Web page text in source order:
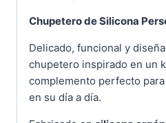
Chupetero de Silicona
Delicado, funcional y
chupetero inspirado en un
complemento perfecto
en su día a día.